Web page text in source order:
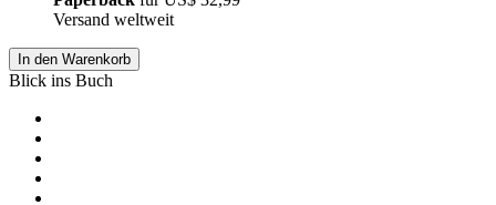
Versand weltweit
In den Warenkorb
Blick ins Buch